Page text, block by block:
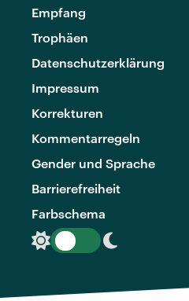
Empfang
Trophäen
Datenschutzerklärung
Impressum
Korrekturen
Kommentarregeln
Gender und Sprache
Barrierefreiheit
Farbschema